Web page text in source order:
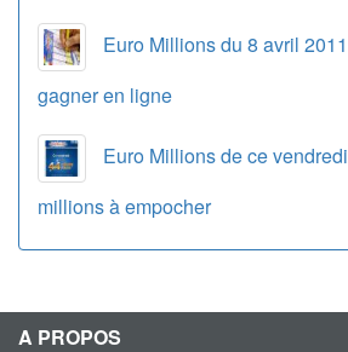
Euro Millions du 8 avril
gagner en ligne
Euro Millions de ce
millions à empocher
A PROPOS